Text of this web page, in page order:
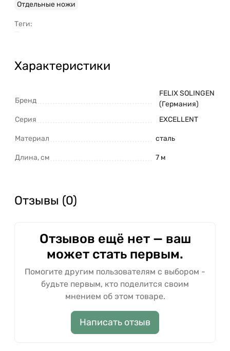
Отдельные ножи
Теги:
Характеристики
Бренд
FELIX SOLINGEN
(Германия)
Серия
EXCELLENT
Материал сталь
Длина, см 7 м
Отзывы (0)
Отзывов ещё нет — ваш
может стать первым.
Помогите другим пользователям с выбором -
будьте первым, кто поделится своим
мнением об этом товаре.
Написать отзыв